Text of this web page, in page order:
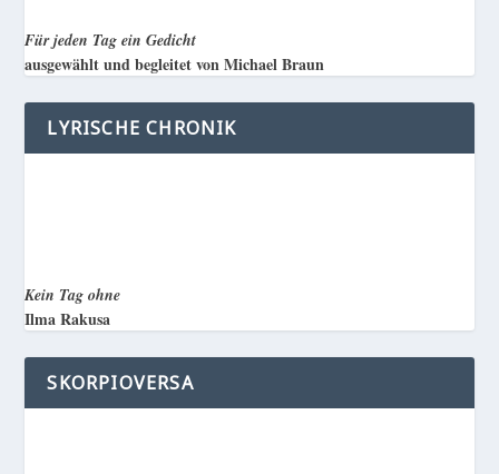
Für jeden Tag ein Gedicht
ausgewählt und begleitet von Michael Braun
LYRISCHE CHRONIK
Kein Tag ohne
Ilma Rakusa
SKORPIOVERSA